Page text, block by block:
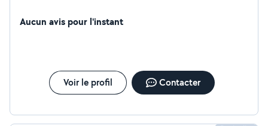
Aucun avis pour l'instant
Voir le profil Contacter